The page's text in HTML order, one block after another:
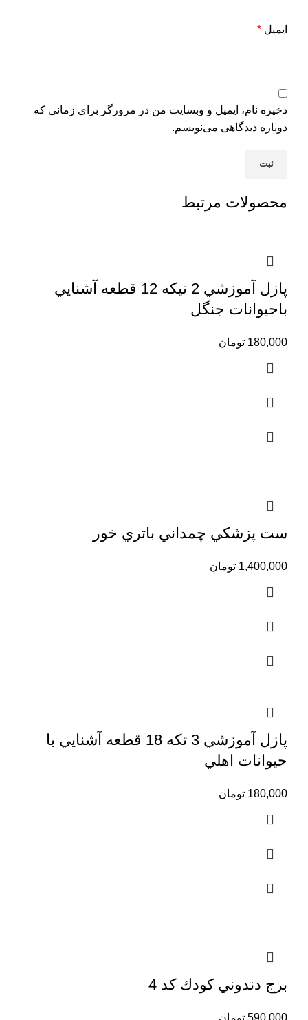
ایمیل *
ذخیره نام، ایمیل و وبسایت من در مرورگر برای زمانی که
دوباره دیدگاهی می‌نویسم.
محصولات مرتبط
پازل آموزشي 2 تيكه 12 قطعه آشنايي
باحيوانات جنگل
180,000 تومان
ست پزشكي چمداني باتري خور
1,400,000 تومان
پازل آموزشي 3 تكه 18 قطعه آشنايي با
حيوانات اهلي
180,000 تومان
برج دندوني كودك كد 4
590,000 تومان